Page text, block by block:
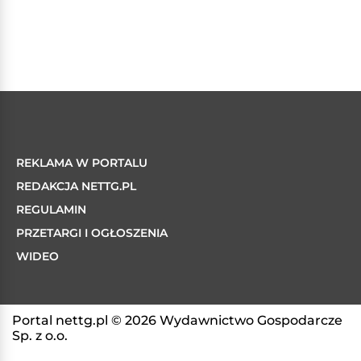
REKLAMA W PORTALU
REDAKCJA NETTG.PL
REGULAMIN
PRZETARGI I OGŁOSZENIA
WIDEO
Portal nettg.pl © 2026 Wydawnictwo Gospodarcze
Sp. z o.o.